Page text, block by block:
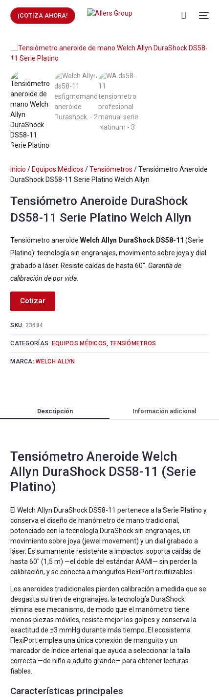
¡COTIZA AHORA!
Inicio / Equipos Médicos /Tensiómetros / Tensiómetro Aneroide
DuraShock DS58-11 Serie Platino Welch Allyn
Tensiómetro Aneroide DuraShock
DS58-11 Serie Platino Welch Allyn
Tensiómetro aneroideWelch Allyn DuraShock DS58-11 (Serie
Platino): tecnología sin engranajes, movimiento sobre joya y dial
grabado a láser. Resiste caídas de hasta 60″. Garantía de
calibración de por vida.
Cotizar
SKU: 23484
CATEGORÍAS: EQUIPOS MÉDICOS, TENSIÓMETROS
MARCA:WELCH ALLYN
Descripción Información adicional
Tensiómetro Aneroide Welch
Allyn DuraShock DS58-11 (Serie
Platino)
El Welch Allyn DuraShock DS58-11 pertenece a la Serie Platino y
conserva el diseño de manómetro de mano tradicional,
potenciado con la tecnología DuraShock sin engranajes, un
movimiento sobre joya (jewel movement) y un dial grabado a
láser. Es sumamente resistente a impactos: soporta caídas de
hasta 60″ (1,5 m) —el doble del estándar AAMI— sin perder la
calibración, y se conecta a manguitos FlexiPort reutilizables.
Los aneroides tradicionales pierden calibración a medida que se
desgasta su tren de engranajes; la tecnología DuraShock
elimina ese mecanismo, de modo que el manómetro tiene
menos piezas móviles, resiste mejor los golpes y conserva la
exactitud de ±3 mmHg durante más tiempo. El ecosistema
FlexiPort emplea una única conexión de manguito y un
marcador de índice arterial que ayuda a seleccionar la talla
correcta —de niño a adulto grande— para obtener lecturas
fiables.
Características principales